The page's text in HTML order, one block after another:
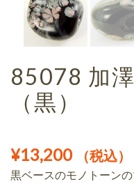
85078 加
（黒）
¥13,200 （税込）
黒ベースのモノトーン